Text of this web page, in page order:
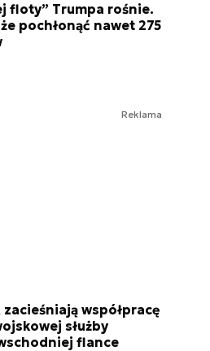
floty” Trumpa rośnie.
pochłonąć nawet 275
Reklama
zacieśniają współpracę
służby
flance